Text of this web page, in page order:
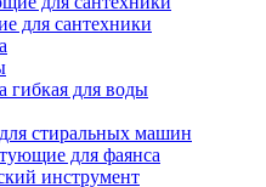
для сантехники
гибкая для воды
стиральных машин
для фаянса